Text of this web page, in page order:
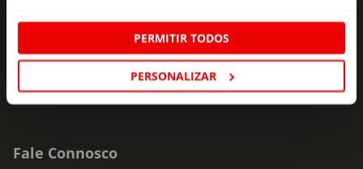
PERMITIR TODOS
PERSONALIZAR
mail
Subscrever
Fale Connosco